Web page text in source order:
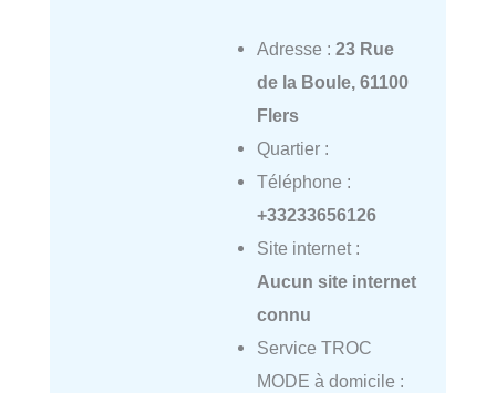
Adresse : 23 Rue
de la Boule, 61100
Flers
Quartier :
Téléphone :
+33233656126
Site internet :
Aucun site internet
connu
Service TROC
MODE à domicile :